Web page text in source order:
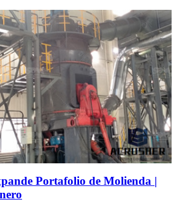
Portafolio de Molienda |